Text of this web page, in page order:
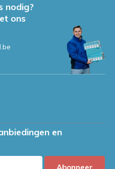
nodig?
ons
en